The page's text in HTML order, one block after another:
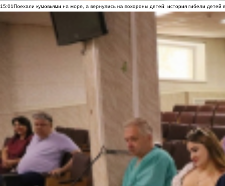
15:01Поехали кумовьями на море, а вернулись на похороны детей: история гибели детей